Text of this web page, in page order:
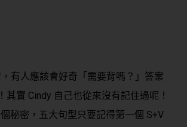
有人應該會好奇「需要背嗎？」答案
其實 Cindy 自己也從來沒有記住過呢！
秘密，五大句型只要記得第一個 S+V